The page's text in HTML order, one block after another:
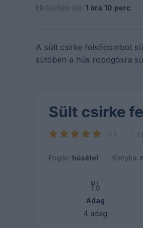
Elkészítési idő: 1 óra 10 perc
A sült csirke felsőcombot
sütőben a hús ropogósra
Sült csirke
5.0 – 1
Fogás: húsétel Konyha:
Adag
4 adag